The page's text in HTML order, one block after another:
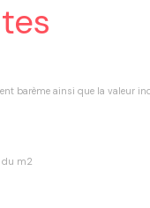
barème ainsi que la valeur
du m2